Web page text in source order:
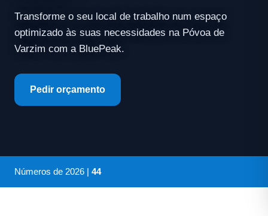
Transforme o seu local de trabalho num espaço
optimizado às suas necessidades na Póvoa de
Varzim com a BluePeak.
Pedir orçamento
Números de 2026 | 44